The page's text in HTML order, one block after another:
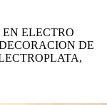
ELECTRO
DE